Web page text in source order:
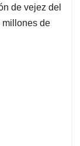
de vejez del
millones de